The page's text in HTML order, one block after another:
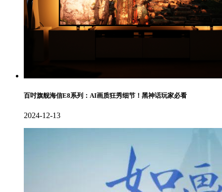
百吋旗舰海信E8系列：AI画质狂秀细节！黑神话玩家必看
2024-12-13